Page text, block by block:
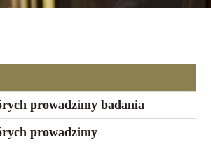
prowadzimy badania
prowadzimy